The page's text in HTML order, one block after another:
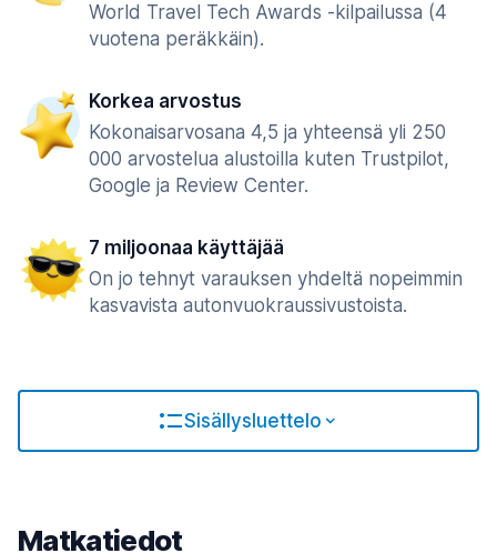
World Travel Tech Awards -kilpailussa (4
vuotena peräkkäin).
Korkea arvostus
Kokonaisarvosana 4,5 ja yhteensä yli 250
000 arvostelua alustoilla kuten Trustpilot,
Google ja Review Center.
7 miljoonaa käyttäjää
On jo tehnyt varauksen yhdeltä nopeimmin
kasvavista autonvuokraussivustoista.
Sisällysluettelo
Matkatiedot